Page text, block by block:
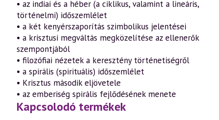
• az indiai és a héber (a ciklikus, valamint a lineáris,
történelmi) időszemlélet
• a két kenyérszaporítás szimbolikus jelentései
• a krisztusi megváltás megközelítése az ellenerők
szempontjából
• filozófiai nézetek a keresztény történetiségről
• a spirális (spirituális) időszemlélet
• Krisztus második eljövetele
• az emberiség spirális fejlődésének menete
Kapcsolodó termékek